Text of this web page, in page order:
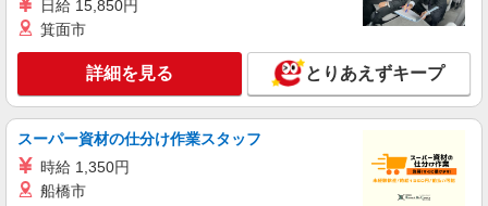
します。 ※AP評価制度：あり 年1回の評価によ
志）：あり 年2回。勤続年数により金額UP。
キープ 詳細を見る
アルバイト パート
株式会社HITOWA フードサービスカンパニー
福祉施設での調理補助【アルバイト・パート】
日給 15,850円
箕面市
詳細を見る とりあえずキープ
スーパー資材の仕分け作業スタッフ
時給 1,350円
船橋市